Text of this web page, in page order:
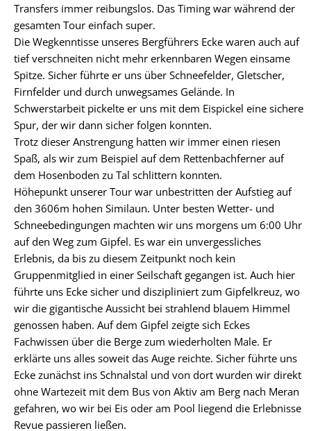
Transfers immer reibungslos. Das Timing war während der
gesamten Tour einfach super.
Die Wegkenntisse unseres Bergführers Ecke waren auch auf
tief verschneiten nicht mehr erkennbaren Wegen einsame
Spitze. Sicher führte er uns über Schneefelder, Gletscher,
Firnfelder und durch unwegsames Gelände. In
Schwerstarbeit pickelte er uns mit dem Eispickel eine sichere
Spur, der wir dann sicher folgen konnten.
Trotz dieser Anstrengung hatten wir immer einen riesen
Spaß, als wir zum Beispiel auf dem Rettenbachferner auf
dem Hosenboden zu Tal schlittern konnten.
Höhepunkt unserer Tour war unbestritten der Aufstieg auf
den 3606m hohen Similaun. Unter besten Wetter- und
Schneebedingungen machten wir uns morgens um 6:00 Uhr
auf den Weg zum Gipfel. Es war ein unvergessliches
Erlebnis, da bis zu diesem Zeitpunkt noch kein
Gruppenmitglied in einer Seilschaft gegangen ist. Auch hier
führte uns Ecke sicher und diszipliniert zum Gipfelkreuz, wo
wir die gigantische Aussicht bei strahlend blauem Himmel
genossen haben. Auf dem Gipfel zeigte sich Eckes
Fachwissen über die Berge zum wiederholten Male. Er
erklärte uns alles soweit das Auge reichte. Sicher führte uns
Ecke zunächst ins Schnalstal und von dort wurden wir direkt
ohne Wartezeit mit dem Bus von Aktiv am Berg nach Meran
gefahren, wo wir bei Eis oder am Pool liegend die Erlebnisse
Revue passieren ließen.